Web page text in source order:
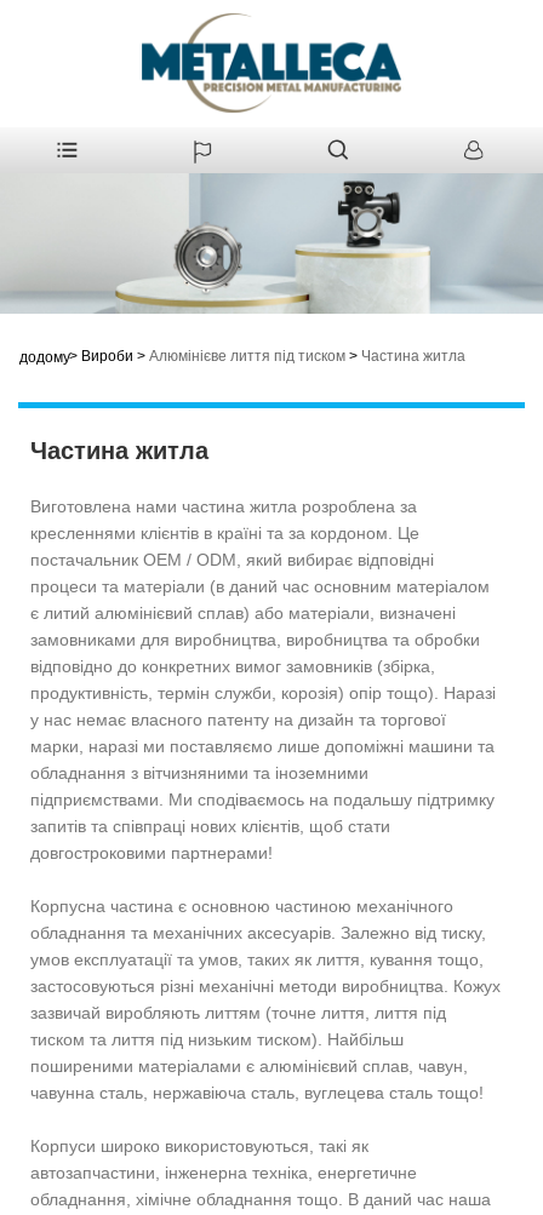
додому> Вироби > Алюмінієве лиття під тиском > Частина житла
Частина житла
Виготовлена ​​нами частина житла розроблена за
кресленнями клієнтів в країні та за кордоном. Це
постачальник OEM / ODM, який вибирає відповідні
процеси та матеріали (в даний час основним матеріалом
є литий алюмінієвий сплав) або матеріали, визначені
замовниками для виробництва, виробництва та обробки
відповідно до конкретних вимог замовників (збірка,
продуктивність, термін служби, корозія) опір тощо). Наразі
у нас немає власного патенту на дизайн та торгової
марки, наразі ми поставляємо лише допоміжні машини та
обладнання з вітчизняними та іноземними
підприємствами. Ми сподіваємось на подальшу підтримку
запитів та співпраці нових клієнтів, щоб стати
довгостроковими партнерами!
Корпусна частина є основною частиною механічного
обладнання та механічних аксесуарів. Залежно від тиску,
умов експлуатації та умов, таких як лиття, кування тощо,
застосовуються різні механічні методи виробництва. Кожух
зазвичай виробляють литтям (точне лиття, лиття під
тиском та лиття під низьким тиском). Найбільш
поширеними матеріалами є алюмінієвий сплав, чавун,
чавунна сталь, нержавіюча сталь, вуглецева сталь тощо!
Корпуси широко використовуються, такі як
автозапчастини, інженерна техніка, енергетичне
обладнання, хімічне обладнання тощо. В даний час наша